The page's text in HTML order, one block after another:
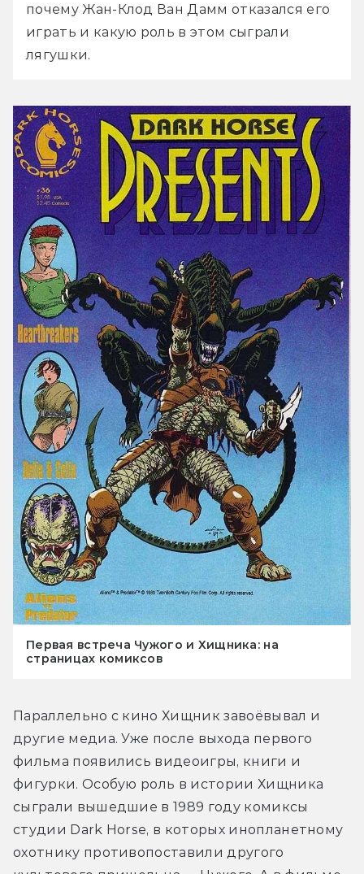
почему Жан-Клод Ван Дамм отказался его
играть и какую роль в этом сыграли
лягушки.
Первая встреча Чужого и Хищника: на
страницах комиксов
Параллельно с кино Хищник завоёвывал и
другие медиа. Уже после выхода первого
фильма появились видеоигры, книги и
фигурки. Особую роль в истории Хищника
сыграли вышедшие в 1989 году комиксы
студии Dark Horse, в которых инопланетному
охотнику противопоставили другого